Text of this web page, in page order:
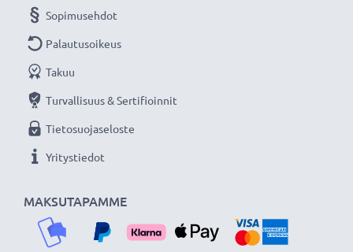
MAKSUTAPAMME
Sopimusehdot
Palautusoikeus
Takuu
Turvallisuus & Sertifioinnit
Tietosuojaseloste
Yritystiedot